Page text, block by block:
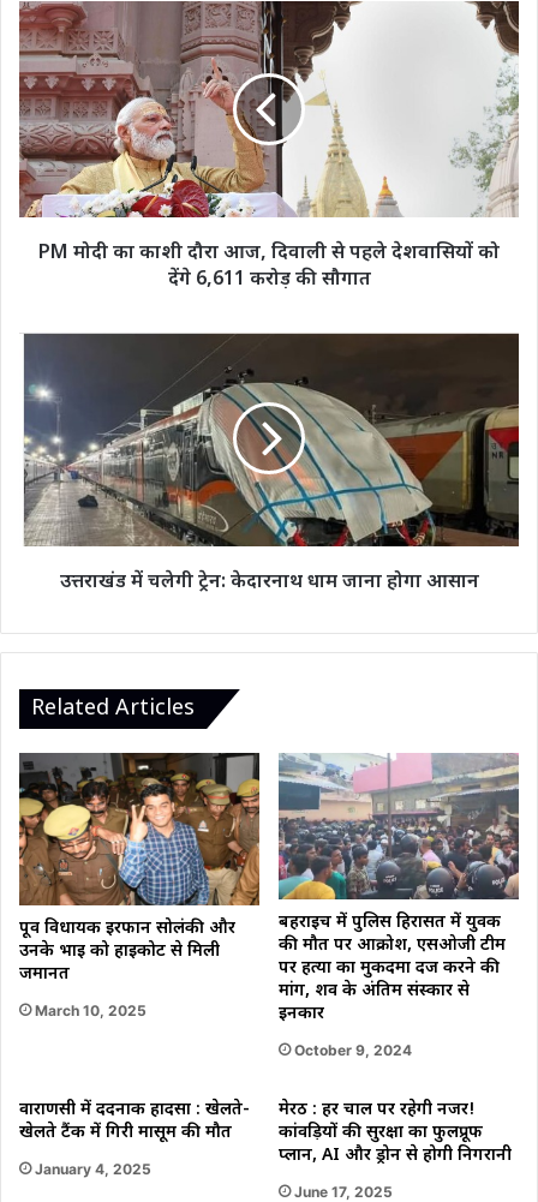
PM
मोदी
का
काशी
दौरा
आज,
दिवाली
से
पहले
देशवासियों
करोड़
सौगात
PM मोदी का काशी दौरा आज, दिवाली से पहले देशवासियों को
देंगे 6,611 करोड़ की सौगात
चलेगी
केदारनाथ
धाम
जाना
होगा
आसान
उत्तराखंड में चलेगी ट्रेन: केदारनाथ धाम जाना होगा आसान
Related Articles
पूर्व विधायक इरफान सोलंकी और
उनके भाई को हाईकोर्ट से मिली
जमानत
March 10, 2025
बहराइच में पुलिस हिरासत में युवक
की मौत पर आक्रोश, एसओजी टीम
पर हत्या का मुकदमा दर्ज करने की
मांग, शव के अंतिम संस्कार से
इनकार
October 9, 2024
वाराणसी में दर्दनाक हादसा : खेलते-
खेलते टैंक में गिरी मासूम की मौत
January 4, 2025
मेरठ : हर चाल पर रहेगी नजर!
कांवड़ियों की सुरक्षा का फुलप्रूफ
प्लान, AI और ड्रोन से होगी निगरानी
June 17, 2025